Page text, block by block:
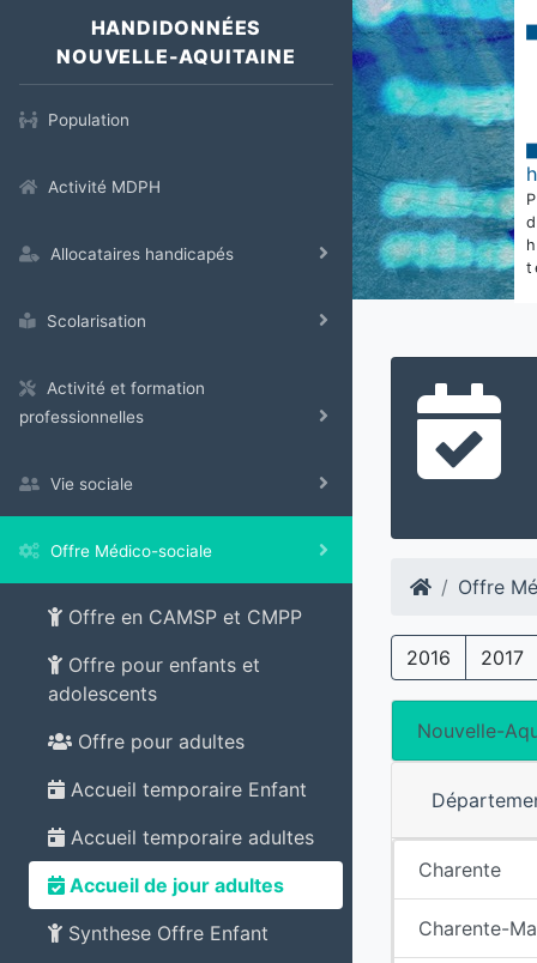
HANDIDONNÉES
NOUVELLE-AQUITAINE
Population
Activité MDPH
Allocataires handicapés
Scolarisation
Activité et formation
professionnelles
Vie sociale
Offre Médico-sociale
Offre en CAMSP et CMPP
Offre pour enfants et
adolescents
Offre pour adultes
Accueil temporaire Enfant
Accueil temporaire adultes
Accueil de jour adultes
Synthese Offre Enfant
Offre
2016 2017
Nouvelle-
Charente
Charente-